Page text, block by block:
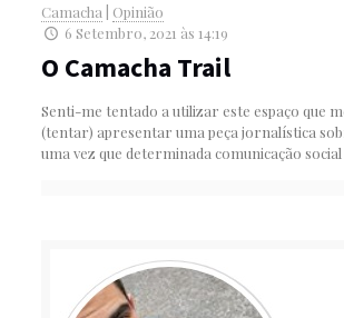
Camacha
Opinião
6 Setembro, 2021 às 14:19
O Camacha Trail
Senti-me tentado a utilizar este espaço que
(tentar) apresentar uma peça jornalística
uma vez que determinada comunicação